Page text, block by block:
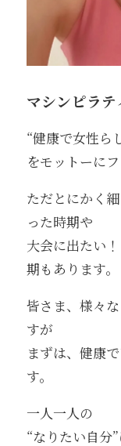
マシンピラテ
“健康で女性ら
をモットーに
ただとにかく
った時期や
大会に出たい
期もあります。
皆さま、様々
すが
まずは、健康
す。
一人一人の
“なりたい自分